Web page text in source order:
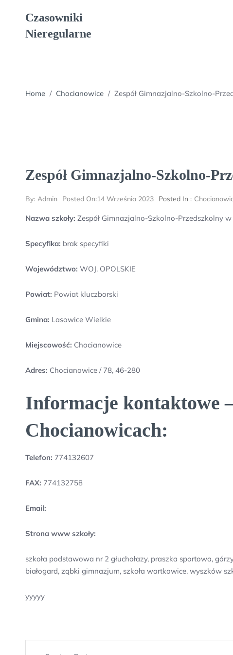
Czasowniki
Nieregularne
Home / Chocianowice / Zespół Gimnazjalno-Szkolno-
Zespół Gimnazjalno-Szkolno-
By: Admin Posted On:14 Września 2023 Posted In :
Nazwa szkoły: Zespół Gimnazjalno-Szkolno-Przedszkolny
Specyfika: brak specyfiki
Województwo: WOJ. OPOLSKIE
Powiat: Powiat kluczborski
Gmina: Lasowice Wielkie
Miejscowość: Chocianowice
Adres: Chocianowice / 78, 46-280
Informacje kontaktowe
Chocianowicach:
Telefon: 774132607
FAX: 774132758
Email:
Strona www szkoły:
szkoła podstawowa nr 2 głuchołazy, praszka sportowa,
białogard, ząbki gimnazjum, szkoła wartkowice, wyszków
yyyyy